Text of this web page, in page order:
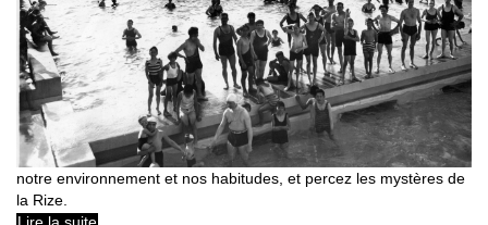
notre environnement et nos habitudes, et percez les mystères de
la Rize.
Lire la suite